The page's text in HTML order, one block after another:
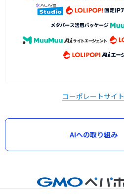
コーポレートサイト
AIへの取り組み